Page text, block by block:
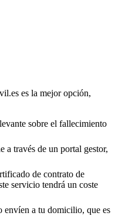
es la mejor opción,
sobre el fallecimiento
a través de un portal gestor,
de contrato de
servicio tendrá un coste
envíen a tu domicilio, que es